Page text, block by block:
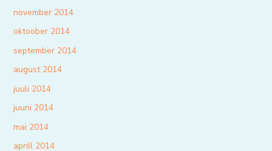
november 2014
oktoober 2014
september 2014
august 2014
juuli 2014
juuni 2014
mai 2014
aprill 2014